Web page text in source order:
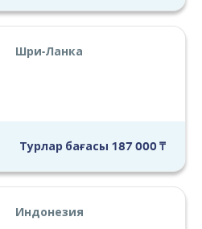
Шри-Ланка
Турлар бағасы 187 000 ₸
Индонезия